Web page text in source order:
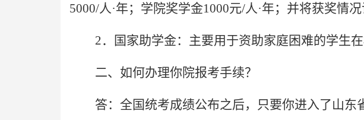
5000/人·年；学院奖学金1000元/人·年；并将获奖情
2．国家助学金：主要用于资助家庭困难的学生
二、如何办理你院报考手续？
答：全国统考成绩公布之后，只要你进入了山